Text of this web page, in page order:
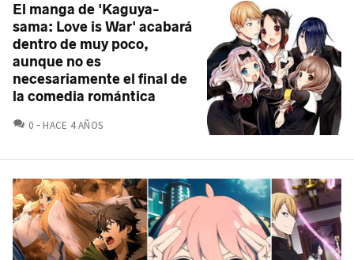
El manga de 'Kaguya-
sama: Love is War' acabará
dentro de muy poco,
aunque no es
necesariamente el final de
la comedia romántica
0 COMENTARIOS
HACE 4 AÑOS